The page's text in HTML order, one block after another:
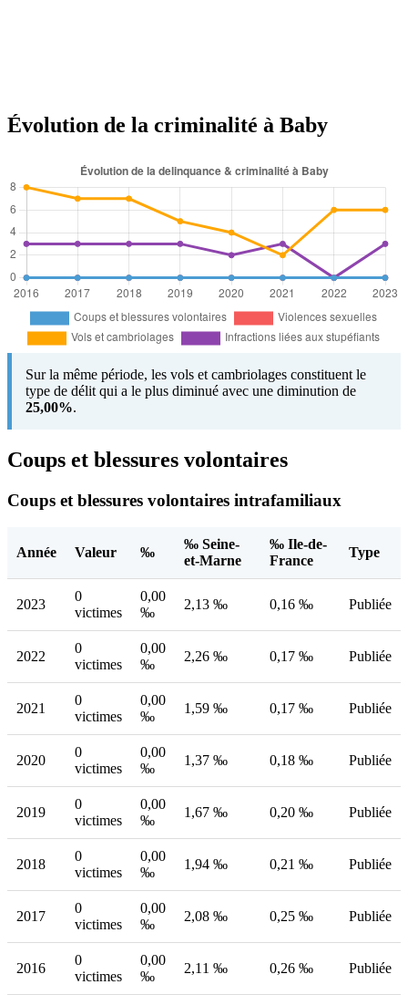
Évolution de la criminalité à Baby
Sur la même période, les vols et cambriolages constituent le
type de délit qui a le plus diminué avec une diminution de
25,00%.
Coups et blessures volontaires
Coups et blessures volontaires intrafamiliaux
Année Valeur ‰
‰ Seine-
et-Marne
‰ Ile-de-
France
Type
2023
0
victimes
0,00
‰
2,13 ‰ 0,16 ‰ Publiée
2022
0
victimes
0,00
‰
2,26 ‰ 0,17 ‰ Publiée
2021
0
victimes
0,00
‰
1,59 ‰ 0,17 ‰ Publiée
2020
0
victimes
0,00
‰
1,37 ‰ 0,18 ‰ Publiée
2019
0
victimes
0,00
‰
1,67 ‰ 0,20 ‰ Publiée
2018
0
victimes
0,00
‰
1,94 ‰ 0,21 ‰ Publiée
2017
0
victimes
0,00
‰
2,08 ‰ 0,25 ‰ Publiée
2016
0
victimes
0,00
‰
2,11 ‰ 0,26 ‰ Publiée